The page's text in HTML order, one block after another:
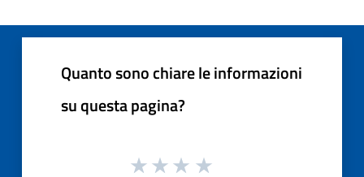
Quanto sono chiare le informazioni
su questa pagina?